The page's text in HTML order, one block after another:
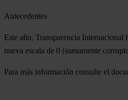
Antecedentes
Este año, Transparencia
nueva escala de 0 (sumamente
Para más información consulte el